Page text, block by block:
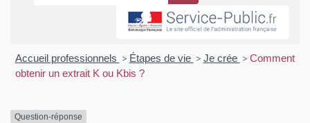
Accueil professionnels > Étapes de vie > Je crée > Comment
obtenir un extrait K ou Kbis ?
Question-réponse